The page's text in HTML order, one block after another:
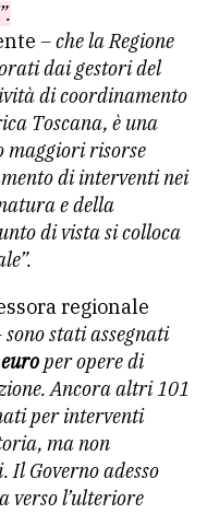
– che la Regione
dai gestori del
di coordinamento
Toscana, è una
maggiori risorse
di interventi nei
e della
di vista si colloca
regionale
sono stati assegnati
per opere di
Ancora altri 101
per interventi
ma non
Governo adesso
verso l’ulteriore